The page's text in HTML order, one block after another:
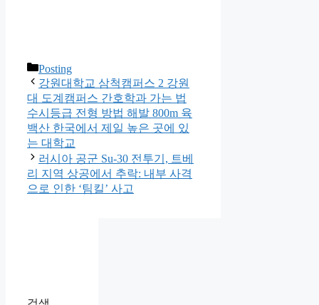
카
테
고
리
Posting
강원대학교 삼척캠퍼스 2 강원
대 도계캠퍼스 간호학과 가는 법
수시등급 전형 방법 해발 800m 육
백산 한국에서 제일 높은 곳에 있
는 대학교
러시아 공군 Su-30 전투기, 트베
리 지역 상공에서 추락: 내부 사격
으로 인한 ‘팀킬’ 사고